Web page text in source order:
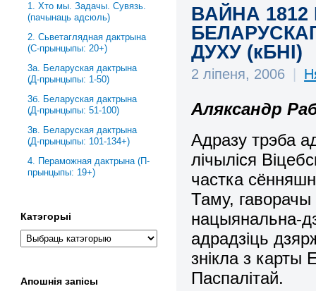
ВАЙНА
ДУХУ (кБНІ)
2 ліпеня, 2006 |
Аляксандр
Адразу трэба
лічыліся
частка
Таму,
нацыянальна-
адрадзіць
знікла з карты
Паспалітай.
1. Хто мы. Задачы. Сувязь.
(пачынаць адсюль)
2. Сьветаглядная дактрына
(С-прынцыпы: 20+)
3a. Беларуская дактрына
(Д-прынцыпы: 1-50)
3б. Беларуская дактрына
(Д-прынцыпы: 51-100)
3в. Беларуская дактрына
(Д-прынцыпы: 101-134+)
4. Пераможная дактрына (П-
прынцыпы: 19+)
Катэгорыі
Апошнія запісы